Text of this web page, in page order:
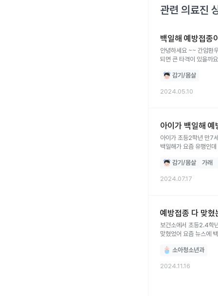
관련 의료진
백일해 예방접종
안녕하세요 ~~ 간암환
되면 큰 타격이 있을까
감기/몸살
2024.05.10
아이가 백일해
아이가 초등2학년 만7세인데요 디티피주사는 예전에 보건소 문자맞춰서 지금까지 다 잘 맞췄어요 다
백일해가 요즘 유행인데 그
심해졌고 현재는 기침으로 깨서. 잠을못자요 혹시 너무초기에가서 독감검사처럼 피검사 결과가 안나온걸수도있을까요?ㅜㅜ 속시원하게좀
감기/몸살 가래
2024.07.17
예방접종 다 맞
보건소에서 초등2.4학년 아이들
맞혔었어 요즘 뉴스에
소아청소년과
2024.11.16